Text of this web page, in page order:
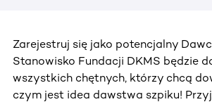
Zarejestruj się jako potencjalny
Stanowisko Fundacji DKMS będzie
wszystkich chętnych, którzy chcą
czym jest idea dawstwa szpiku!